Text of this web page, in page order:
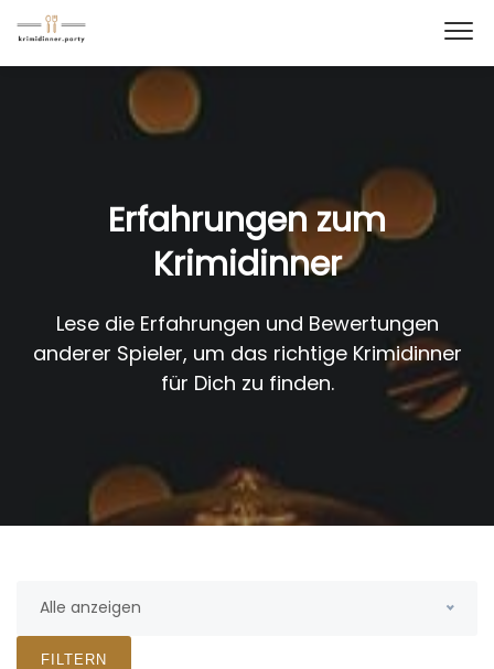
Erfahrungen zum
Krimidinner
Lese die Erfahrungen und Bewertungen
anderer Spieler, um das richtige Krimidinner
für Dich zu finden.
Alle anzeigen
FILTERN